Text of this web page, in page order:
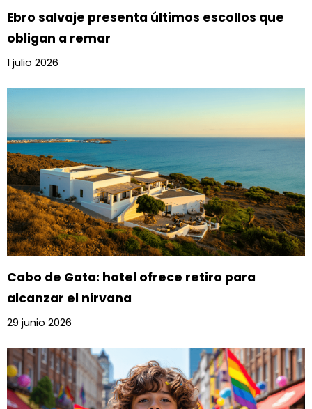
Ebro salvaje presenta últimos escollos que
obligan a remar
1 julio 2026
Cabo de Gata: hotel ofrece retiro para
alcanzar el nirvana
29 junio 2026